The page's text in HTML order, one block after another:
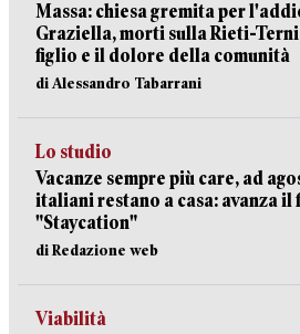
Massa: chiesa gremita per
Graziella, morti sulla Rieti-
figlio e il dolore della comunità
di Alessandro Tabarrani
Lo studio
Vacanze sempre più care, ad
italiani restano a casa: avanza il
"Staycation"
di Redazione web
Viabilità